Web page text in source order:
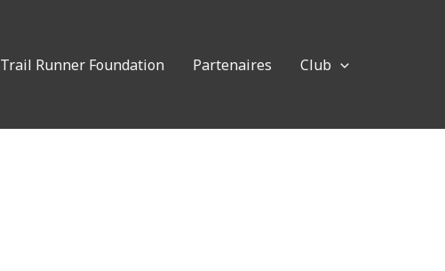
Trail Runner Foundation Partenaires Club